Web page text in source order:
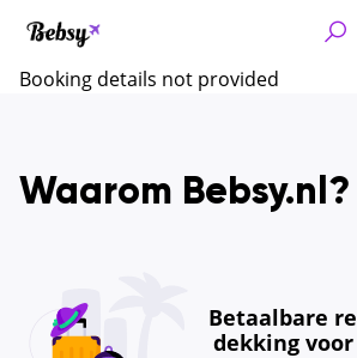
Booking details not provided
Waarom Bebsy.nl?
Betaalbare
dekking